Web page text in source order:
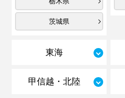
茨城県
東海
甲信越・北陸